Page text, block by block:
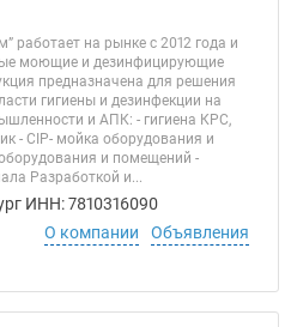
работает на рынке с 2012 года и
моющие и дезинфицирующие
предназначена для решения
гигиены и дезинфекции на
и АПК: - гигиена КРС,
- CIP- мойка оборудования и
и помещений -
Разработкой и...
ИНН: 7810316090
О компании
Объявления